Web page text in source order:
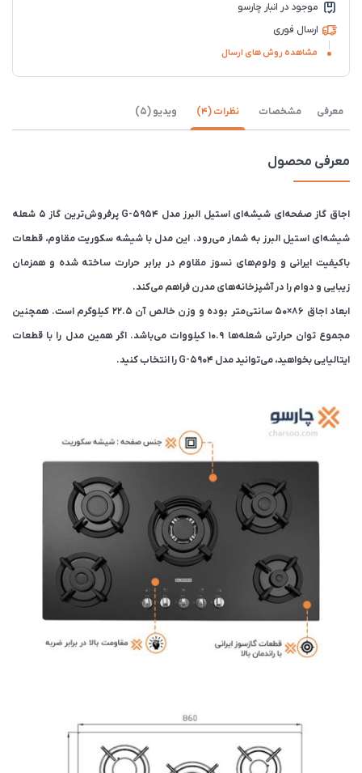
موجود در انبار چارسو
ارسال فوری
مشاهده روش های ارسال
معرفی مشخصات نظرات (4) ویدیو (5)
معرفی محصول
اجاق گاز صفحه‌ای شیشه‌ای استیل البرز مدل G-5954 پرفروش‌ترین گاز ۵ شعله
شیشه‌ای استیل البرز به شمار می‌رود. این مدل با شیشه سکوریت مقاوم، قطعات
باکیفیت ایرانی و ولوم‌های نسوز مقاوم در برابر حرارت ساخته شده و همزمان
زیبایی و دوام را در آشپزخانه‌های مدرن فراهم می‌کند.
ابعاد اجاق ۸۶×۵۰ سانتی‌متر بوده و وزن خالص آن ۲۲.۵ کیلوگرم است. همچنین
مجموع توان حرارتی شعله‌ها ۱۰.۹ کیلووات می‌باشد. اگر همین مدل را با قطعات
ایتالیایی بخواهید، می‌توانید مدل G-5904 را انتخاب کنید.